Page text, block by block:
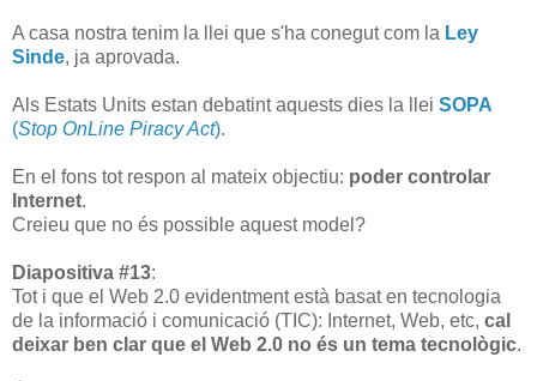
A casa nostra tenim la llei que s'ha conegut com la Ley
Sinde, ja aprovada.
Als Estats Units estan debatint aquests dies la llei SOPA
(Stop OnLine Piracy Act).
En el fons tot respon al mateix objectiu: poder controlar
Internet.
Creieu que no és possible aquest model?
Diapositiva #13:
Tot i que el Web 2.0 evidentment està basat en tecnologia
de la informació i comunicació (TIC): Internet, Web, etc, cal
deixar ben clar que el Web 2.0 no és un tema tecnològic.